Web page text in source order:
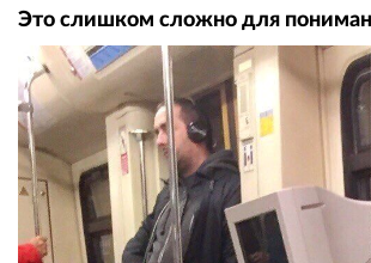
Это слишком сложно для